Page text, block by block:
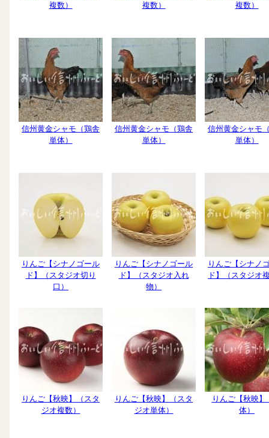
複数）
複数）
複数）
信州黄金シャモ（鶏舎
単体）
信州黄金シャモ（鶏舎
単体）
信州黄金シャモ
単体）
りんご【シナノゴール
ド】（スタジオ切り
口）
りんご【シナノゴール
ド】（スタジオ入れ
物）
りんご【シナノ
ド】（スタジオ
りんご【秋映】（スタ
ジオ複数）
りんご【秋映】（スタ
ジオ単体）
りんご【秋映】
体）